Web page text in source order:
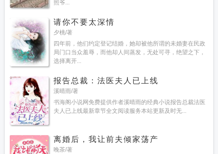
照爷...
请你不要太深情
夕桃/著
四年前，他们约定登记结婚，她却被他所谓的未婚妻在民政
局门口当众羞辱，而他却人间蒸发，无处可寻，绝望之下，
选择离开...
报告总裁：法医夫人已上线
溪晴雨/著
书海阁小说网免费提供作者溪晴雨的经典小说报告总裁法医
夫人已上线最新章节全文阅读服务本站更新及时无...
离婚后，我让前夫倾家荡产
晚茶/著